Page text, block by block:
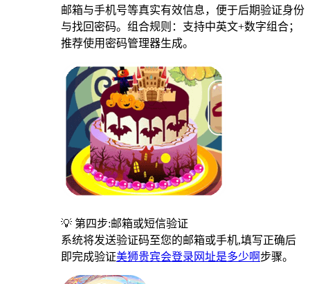
邮箱与手机号等真实有效信息，便于后期验证身份
与找回密码。组合规则：支持中英文+数字组合；
推荐使用密码管理器生成。
💡 第四步:邮箱或短信验证
系统将发送验证码至您的邮箱或手机,填写正确后
即完成验证美狮贵宾会登录网址是多少啊 步骤。